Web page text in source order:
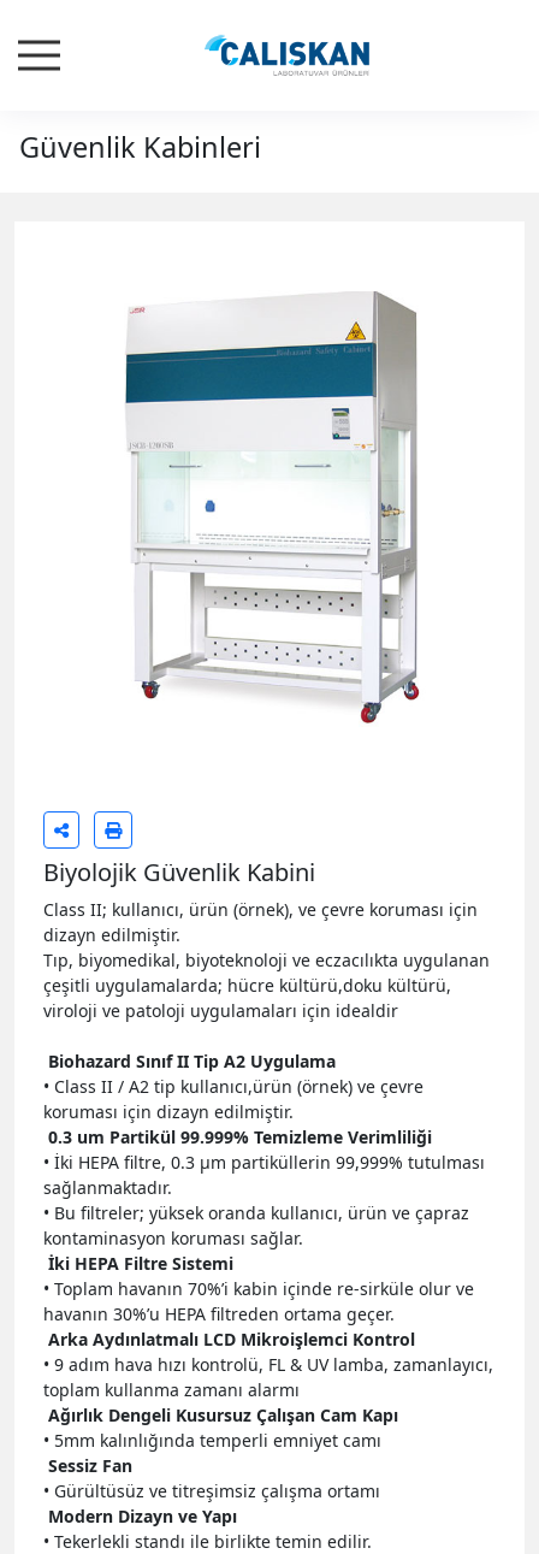
Güvenlik Kabinleri
Biyolojik Güvenlik Kabini
Class II; kullanıcı, ürün (örnek), ve çevre koruması için
dizayn edilmiştir.
Tıp, biyomedikal, biyoteknoloji ve eczacılıkta uygulanan
çeşitli uygulamalarda; hücre kültürü,doku kültürü,
viroloji ve patoloji uygulamaları için idealdir
Biohazard Sınıf II Tip A2 Uygulama
• Class II / A2 tip kullanıcı,ürün (örnek) ve çevre
koruması için dizayn edilmiştir.
0.3 um Partikül 99.999% Temizleme Verimliliği
• İki HEPA filtre, 0.3 µm partiküllerin 99,999% tutulması
sağlanmaktadır.
• Bu filtreler; yüksek oranda kullanıcı, ürün ve çapraz
kontaminasyon koruması sağlar.
İki HEPA Filtre Sistemi
• Toplam havanın 70%’i kabin içinde re-sirküle olur ve
havanın 30%’u HEPA filtreden ortama geçer.
Arka Aydınlatmalı LCD Mikroişlemci Kontrol
• 9 adım hava hızı kontrolü, FL & UV lamba, zamanlayıcı,
toplam kullanma zamanı alarmı
Ağırlık Dengeli Kusursuz Çalışan Cam Kapı
• 5mm kalınlığında temperli emniyet camı
Sessiz Fan
• Gürültüsüz ve titreşimsiz çalışma ortamı
Modern Dizayn ve Yapı
• Tekerlekli standı ile birlikte temin edilir.